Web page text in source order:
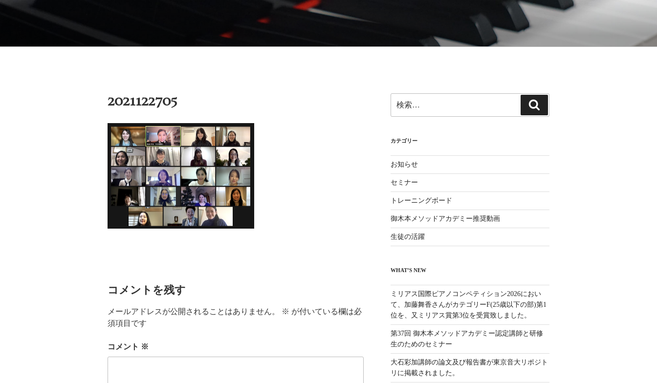
コ
脳や筋肉をトレーニングしながら奏法を学び、美しい音と自然で優れたテクニックを身に付けてゆく「御木本メソッド」の公式ウェ
2021122705
コメントを残す
メールアドレスが公開されることはありません。 ※ が付いている欄は必
須項目です
コメント ※
索:
索
カテゴリー
お知らせ
セミナー
トレーニングボード
御木本メソッドアカデミー推奨動画
生徒の活躍
WHAT’S NEW
ミリアス国際ピアノコンペティション2026におい
て、加藤舞香さんがカテゴリーF(25歳以下の部)第1
位を、又ミリアス賞第3位を受賞致しました。
第37回 御木本メソッドアカデミー認定講師と研修
生のためのセミナー
大石彩加講師の論文及び報告書が東京音大リポジト
リに掲載されました。